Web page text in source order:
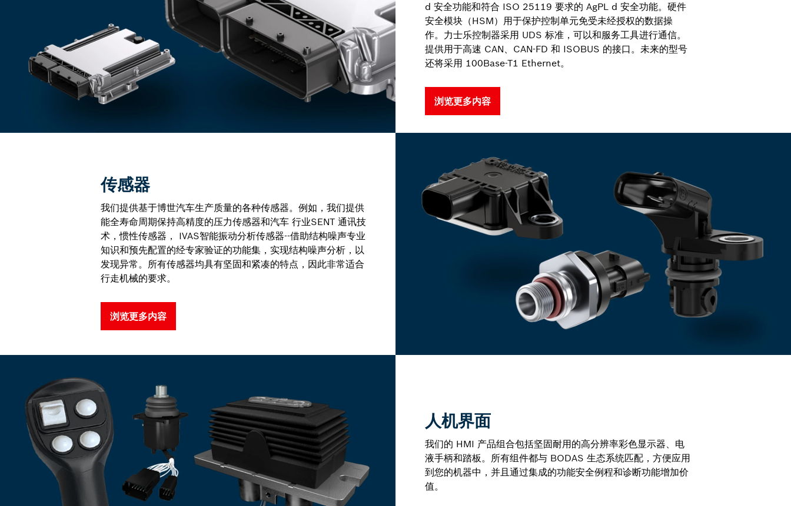
d 安全功能和符合 ISO 25119 要求的 AgPL d 安全功能。硬件
安全模块（HSM）用于保护控制单元免受未经授权的数据操
作。力士乐控制器采用 UDS 标准，可以和服务工具进行通信。
提供用于高速 CAN、CAN-FD 和 ISOBUS 的接口。未来的型号
还将采用 100Base-T1 Ethernet。
浏览更多内容
传感器
我们提供基于博世汽车生产质量的各种传感器。例如，我们提供
能全寿命周期保持高精度的压力传感器和汽车 行业SENT 通讯技
术，惯性传感器， IVAS智能振动分析传感器--借助结构噪声专业
知识和预先配置的经专家验证的功能集，实现结构噪声分析，以
发现异常。所有传感器均具有坚固和紧凑的特点，因此非常适合
行走机械的要求。
浏览更多内容
人机界面
我们的 HMI 产品组合包括坚固耐用的高分辨率彩色显示器、电
液手柄和踏板。所有组件都与 BODAS 生态系统匹配，方便应用
到您的机器中，并且通过集成的功能安全例程和诊断功能增加价
值。